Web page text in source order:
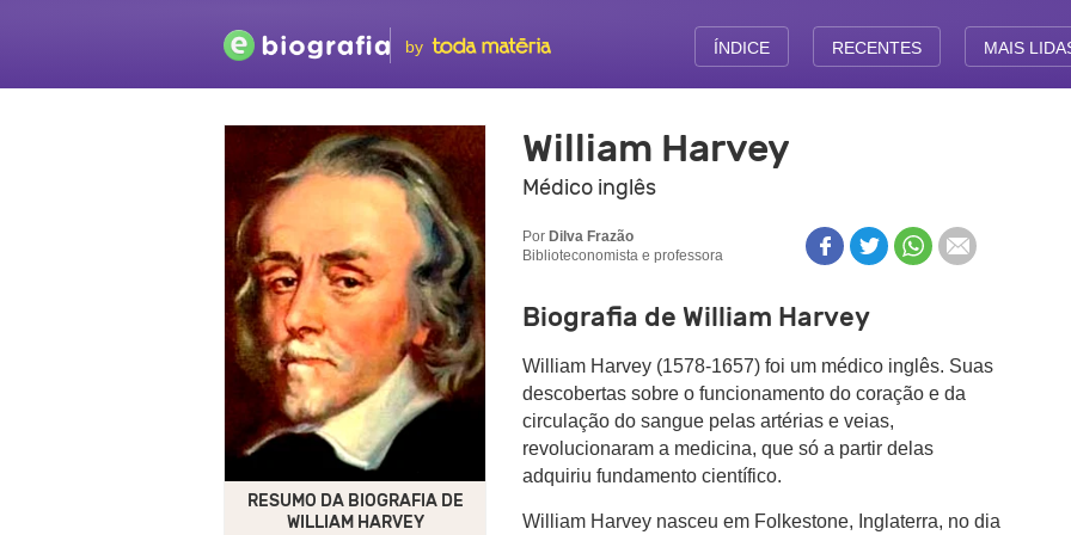
by ÍNDICE RECENTES MAIS
William Harvey
Médico inglês
Por Dilva Frazão
Biblioteconomista e professora
Biografia de William Harvey
William Harvey (1578-1657) foi um médico inglês. Suas
descobertas sobre o funcionamento do coração e da
circulação do sangue pelas artérias e veias,
revolucionaram a medicina, que só a partir delas
adquiriu fundamento científico.
William Harvey nasceu em Folkestone, Inglaterra, no dia
RESUMO DA BIOGRAFIA DE
WILLIAM HARVEY